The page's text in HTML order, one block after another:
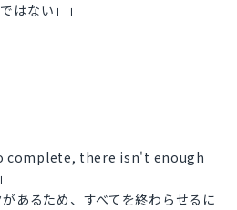
はない」」
complete, there isn't enough
があるため、すべてを終わらせるに